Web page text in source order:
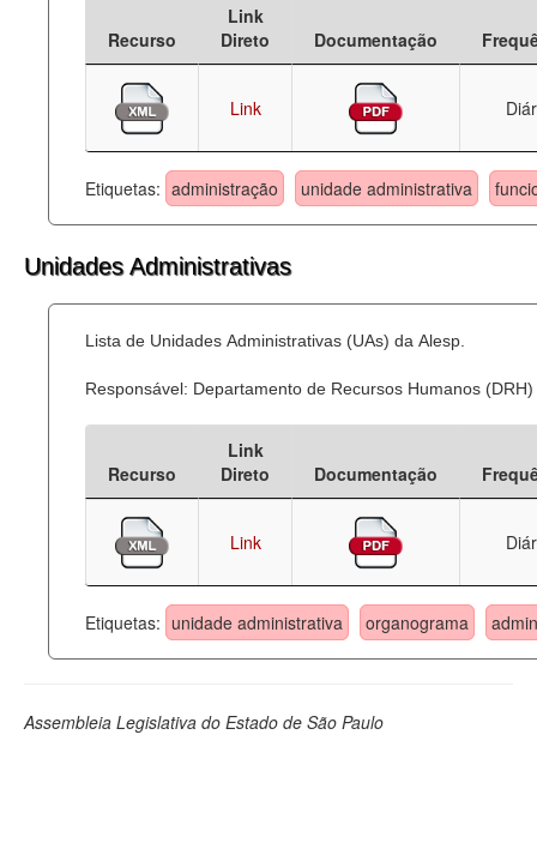
Recurso
Link
Direto
Documentação
Link
Etiquetas: administração unidade administrativa
Unidades Administrativas
Lista de Unidades Administrativas (UAs) da Alesp.
Responsável: Departamento de Recursos Humanos (DRH)
Recurso
Link
Direto
Documentação
Link
Etiquetas: unidade administrativa organograma
Assembleia Legislativa do Estado de São Paulo